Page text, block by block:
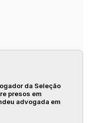
da Seleção
presos em
advogada em